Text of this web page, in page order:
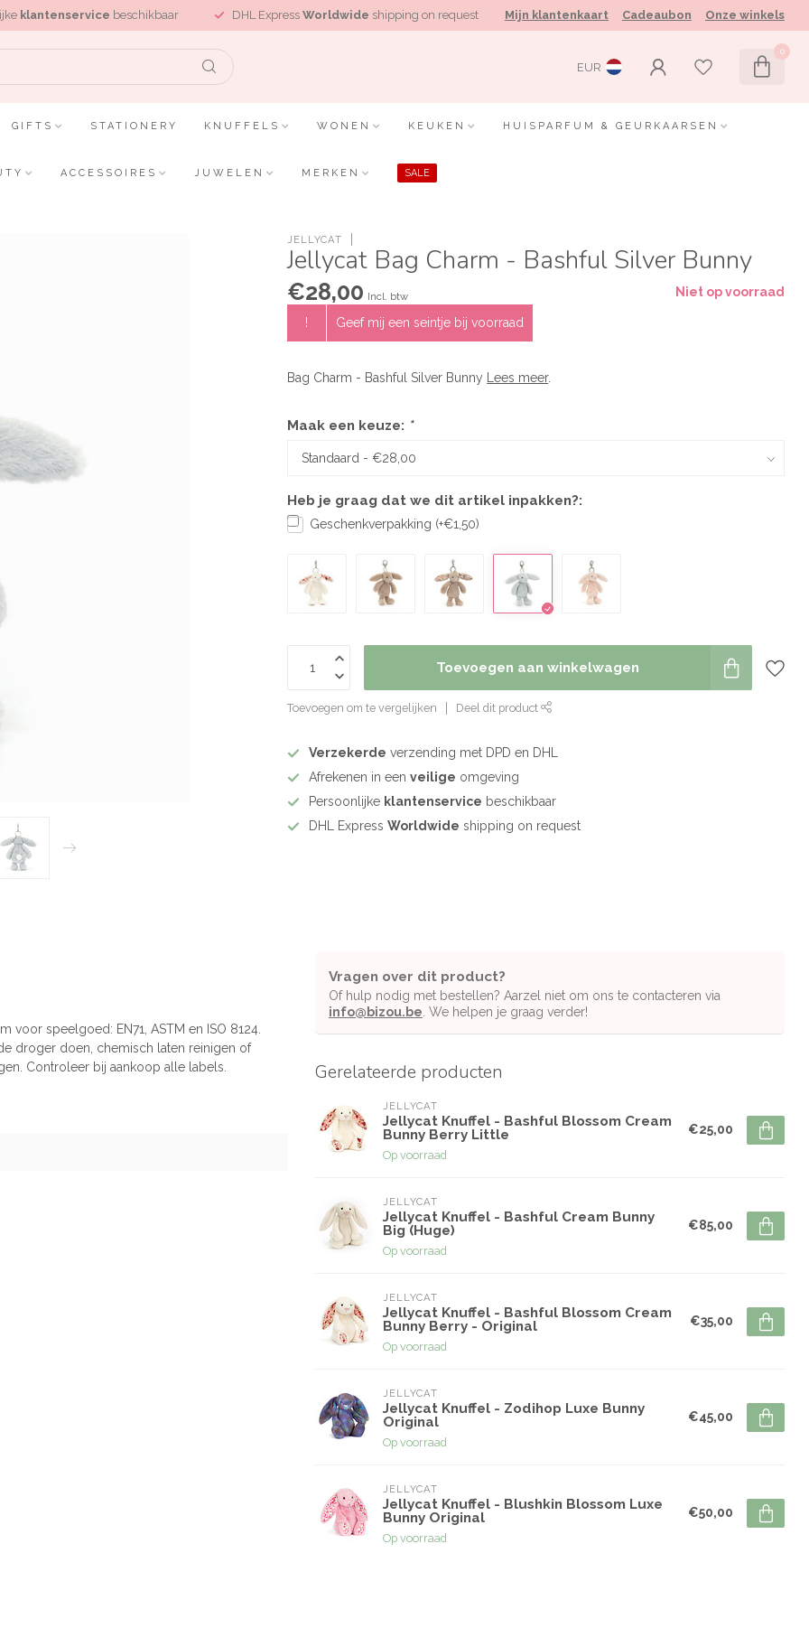
klantenservice beschikbaar DHL Express Worldwide shipping on request Mijn klantenkaart Cadeaubon Onze winkels
EUR
0
GIFTS STATIONERY KNUFFELS WONEN KEUKEN HUISPARFUM & GEURKAARSEN
ACCESSOIRES JUWELEN MERKEN SALE
JELLYCAT
Jellycat Bag Charm - Bashful Silver Bunny
€28,00 Incl. btw Niet op voorraad
! Geef mij een seintje bij voorraad
Bag Charm - Bashful Silver Bunny Lees meer.
Maak een keuze: *
Heb je graag dat we dit artikel inpakken?:
Geschenkverpakking (+€1,50)
Toevoegen aan winkelwagen
Toevoegen om te vergelijken Deel dit product
Verzekerde verzending met DPD en DHL
Afrekenen in eenveilige omgeving
Persoonlijke klantenservice beschikbaar
DHL ExpressWorldwide shipping on request
speelgoed: EN71, ASTM en ISO 8124.
droger doen, chemisch laten reinigen of
Controleer bij aankoop alle labels.
Vragen over dit product?
Of hulp nodig met bestellen? Aarzel niet om ons te contacteren via
info@bizou.be . We helpen je graag verder!
Gerelateerde producten
JELLYCAT
Jellycat Knuffel - Bashful Blossom Cream
Bunny Berry Little
Op voorraad
€25,00
JELLYCAT
Jellycat Knuffel - Bashful Cream Bunny
Big (Huge)
Op voorraad
€85,00
JELLYCAT
Jellycat Knuffel - Bashful Blossom Cream
Bunny Berry - Original
Op voorraad
€35,00
JELLYCAT
Jellycat Knuffel - Zodihop Luxe Bunny
Original
Op voorraad
€45,00
JELLYCAT
Jellycat Knuffel - Blushkin Blossom Luxe
Bunny Original
Op voorraad
€50,00